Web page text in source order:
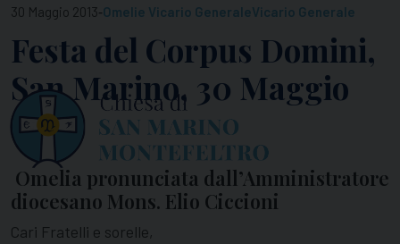
30 Maggio 2013-Omelie Vicario GeneraleVicario Generale
Festa del Corpus Domini,
San Marino, 30 Maggio
2013
Omelia pronunciata dall’Amministratore
diocesano Mons. Elio Ciccioni
Cari Fratelli e sorelle,